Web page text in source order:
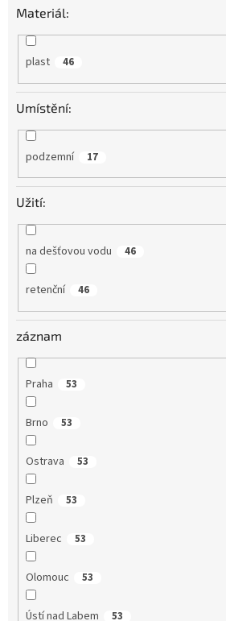
Materiál:
plast 46
Umístění:
podzemní 17
Užití:
na dešťovou vodu 46
retenční 46
záznam
Praha 53
Brno 53
Ostrava 53
Plzeň 53
Liberec 53
Olomouc 53
Ústí nad Labem 53